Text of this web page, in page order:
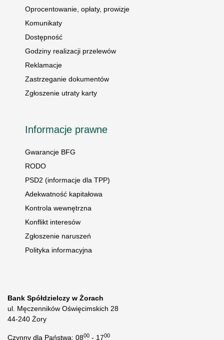
Oprocentowanie, opłaty, prowizje
Komunikaty
Dostępność
Godziny realizacji przelewów
Reklamacje
Zastrzeganie dokumentów
Zgłoszenie utraty karty
Informacje prawne
Gwarancje BFG
RODO
PSD2 (informacje dla TPP)
Adekwatność kapitałowa
Kontrola wewnętrzna
Konflikt interesów
Zgłoszenie naruszeń
Polityka informacyjna
Bank Spółdzielczy w Żorach
ul. Męczenników Oświęcimskich 28
44-240 Żory
Czynny dla Państwa: 0800 - 1700